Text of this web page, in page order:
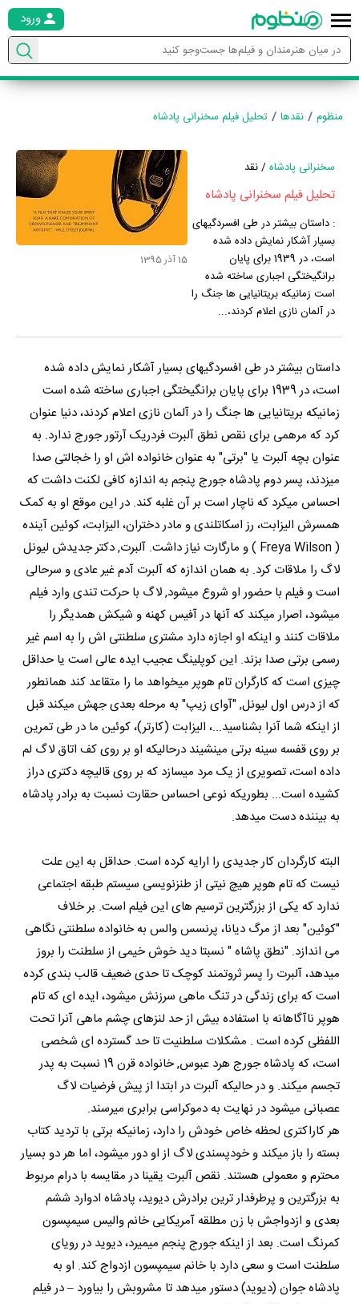
ورود
منظوم نقدها تحلیل فیلم سخنرانی پادشاه
سخنرانی پادشاه/ نقد
تحلیل فیلم سخنرانی پادشاه
: داستان بیشتر در طی افسردگیهای
بسیار آشکار نمایش داده شده
است، در 1939 برای پایان
برانگیختگی اجباری ساخته شده
است زمانیکه بریتانیایی ها جنگ را
در آلمان نازی اعلام کردند،...
15 آذر 1395
داستان بیشتر در طی افسردگیهای بسیار آشکار نمایش داده شده
است، در 1939 برای پایان برانگیختگی اجباری ساخته شده است
زمانیکه بریتانیایی ها جنگ را در آلمان نازی اعلام کردند، دنیا عنوان
کرد که مرهمی برای نقص نطق آلبرت فردریک آرتور جورج ندارد. به
عنوان بچه آلبرت یا "برتی" به عنوان خانواده اش او را خجالتی صدا
میزدند، پسر دوم پادشاه جورج پنجم به اندازه کافی لکنت داشت که
احساس میکرد که ناچار است بر آن غلبه کند. در این موقع او به کمک
همسرش الیزابت، رز اسکاتلندی و مادر دختران، الیزابت، کوئین آینده
( Freya Wilson ) و مارگارت نیاز داشت. آلبرت, دکتر جدیدش لیونل
لاگ را ملاقات کرد. به همان اندازه که آلبرت آدم غیر عادی و سرحالی
است و فیلم با حضور او شروع میشود, لاگ با حرکت تندی وارد فیلم
میشود، اصرار میکند که آنها در آفیس کهنه و شیکش همدیگر را
ملاقات کنند و اینکه او اجازه دارد مشتری سلطنتی اش را به اسم غیر
رسمی برتی صدا بزند. این کوپلینگ عجیب ایده عالی است یا حداقل
چیزی است که کارگران تام هوپر میخواهد ما را متقاعد کند همانطور
که از درس اول لیونل, "آوای زیپ" به مرحله بعدی جهش میکند قبل
از اینکه شما آنرا بشناسید...، الیزابت (کارتر)، کوئین ما در طی تمرین
بر روی قفسه سینه برتی مینشیند درحالیکه او بر روی کف اتاق لاگ لم
داده است، تصویری از یک مرد میسازد که بر روی قالیچه دکتری دراز
کشیده است... بطوریکه نوعی احساس حقارت نسبت به برادر پادشاه
به بیننده دست میدهد.
البته کارگردان کار جدیدی را ارایه کرده است. حداقل به این علت
نیست که تام هوپر هیچ نیتی از طنزنویسی سیستم طبقه اجتماعی
ندارد که یکی از بزرگترین ترسیم های این فیلم است. بر خلاف
"کوئین" بعد از مرگ دیانا، پرنسس والس به خانواده سلطنتی نگاهی
می اندازد. "نطق پاشاه " نسبتا دید خوش خیمی از سلطنت را بروز
میدهد، آلبرت را پسر ثروتمند کوچک تا حدی ضعیف قالب بندی کرده
است که برای زندگی در تنگ ماهی سرزنش میشود، ایده ای که تام
هوپر ناآگاهانه با استفاده بیش از حد لنزهای چشم ماهی آنرا تحت
اللفظی کرده است . مشکلات سلطنیت تا حد گسترده ای شخصی
است، که پادشاه جورج هرد عبوس, خانواده قرن 19 نسبت به پدر
تجسم میکند. و در حالیکه آلبرت در ابتدا از پیش فرضیات لاگ
عصبانی میشود در نهایت به دموکراسی برابری میرسند.
هر کاراکتری لحظه خاص خودش را دارد، زمانیکه برتی با تردید کتاب
بسته را باز میکند و خودپسندی لاگ از او دور میشود، اما هر دو بسیار
محترم و معمولی هستند. نقص آلبرت یقینا در مقایسه با درام مربوط
به بزرگترین و پرطرفدار ترین برادرش دیوید، پادشاه ادوارد ششم
بعدی و ازدواجش با زن مطلقه آمریکایی خانم والیس سیمپسون
کمرنگ است. بعد از اینکه جورج پنجم میمیرد، دیوید در رویای
سلطنت است و سعی دارد با خانم سیمپسون ازدواج کند. او به
پادشاه جوان (دیوید) دستور میدهد تا مشروبش را بیاورد – در فیلم